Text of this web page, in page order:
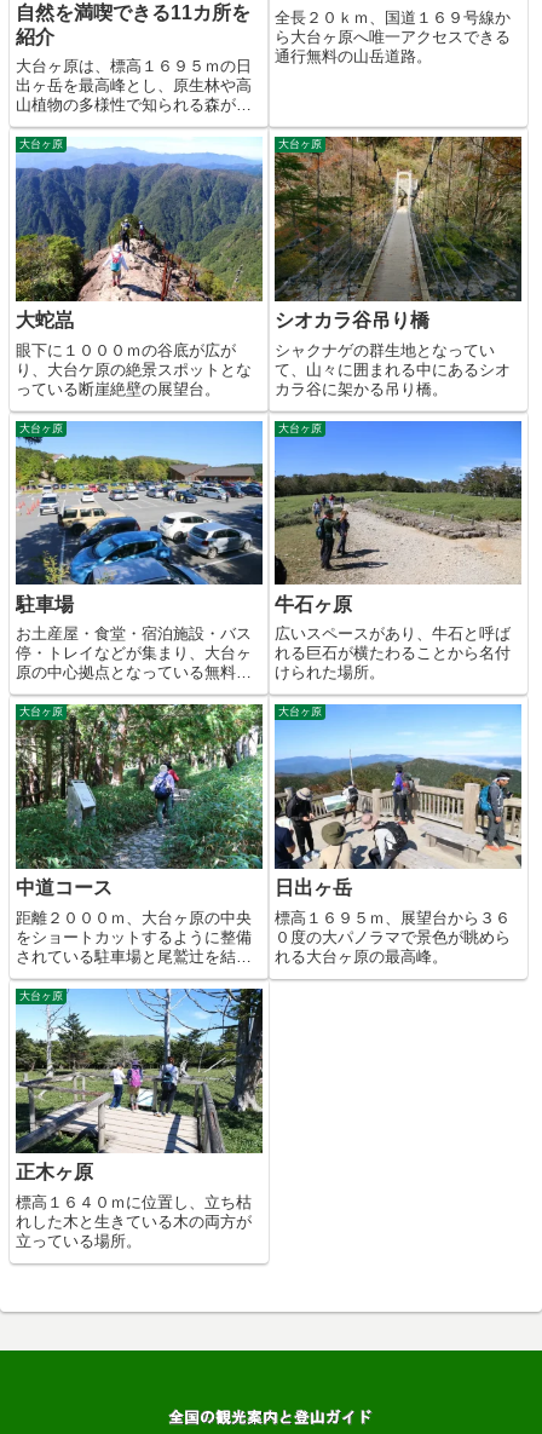
自然を満喫できる11カ所を
紹介
大台ヶ原は、標高１６９５ｍの日
出ヶ岳を最高峰とし、原生林や高
山植物の多様性で知られる森が広
がっています。中でも、断崖絶壁
の展望台「大蛇嵓」は大台ヶ原の
名物スポットになっています。
全長２０ｋｍ、国道１６９号線か
ら大台ヶ原へ唯一アクセスできる
通行無料の山岳道路。
大台ヶ原
大蛇嵓
眼下に１０００ｍの谷底が広が
り、大台ケ原の絶景スポットとな
っている断崖絶壁の展望台。
大台ヶ原
シオカラ谷吊り橋
シャクナゲの群生地となってい
て、山々に囲まれる中にあるシオ
カラ谷に架かる吊り橋。
大台ヶ原
駐車場
お土産屋・食堂・宿泊施設・バス
停・トレイなどが集まり、大台ヶ
原の中心拠点となっている無料の
大型駐車場。
大台ヶ原
牛石ヶ原
広いスペースがあり、牛石と呼ば
れる巨石が横たわることから名付
けられた場所。
大台ヶ原
中道コース
距離２０００ｍ、大台ヶ原の中央
をショートカットするように整備
されている駐車場と尾鷲辻を結ぶ
散策コース。
大台ヶ原
日出ヶ岳
標高１６９５ｍ、展望台から３６
０度の大パノラマで景色が眺めら
れる大台ヶ原の最高峰。
大台ヶ原
正木ヶ原
標高１６４０ｍに位置し、立ち枯
れした木と生きている木の両方が
立っている場所。